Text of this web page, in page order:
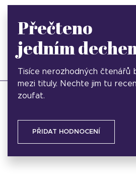
Přečteno
jedním
Tisíce nerozhodných čtenářů
mezi tituly. Nechte jim tu
zoufat.
PŘIDAT HODNOCENÍ